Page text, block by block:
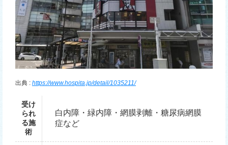
出典 : https://www.hospita.jp/detail/1035211/
受け
られ
る施
術
白内障・緑内障・網膜剥離・糖尿病網膜
症など